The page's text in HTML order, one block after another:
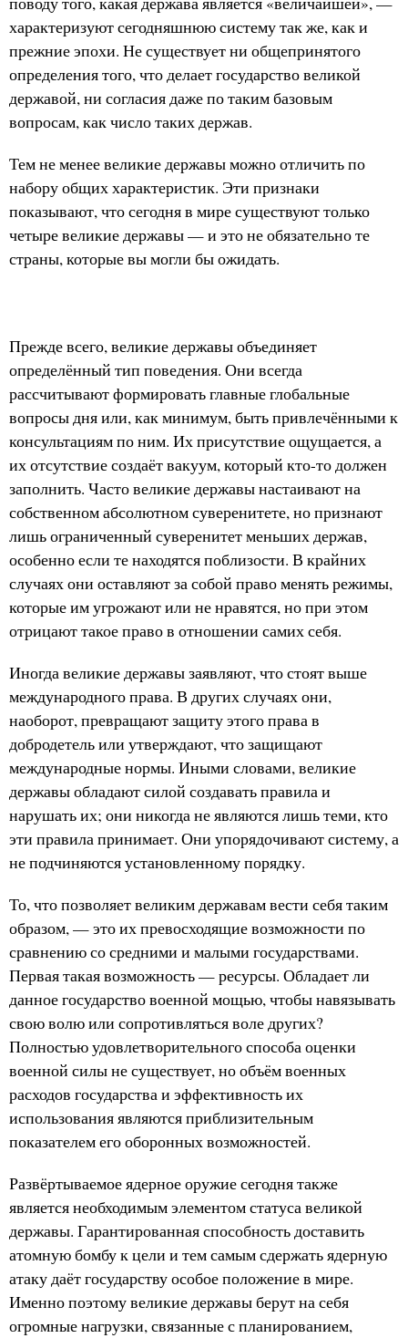
характеризуют сегодняшнюю систему так же, как и
прежние эпохи. Не существует ни общепринятого
определения того, что делает государство великой
державой, ни согласия даже по таким базовым
вопросам, как число таких держав.
Тем не менее великие державы можно отличить по
набору общих характеристик. Эти признаки
показывают, что сегодня в мире существуют только
четыре великие державы — и это не обязательно те
страны, которые вы могли бы ожидать.
Прежде всего, великие державы объединяет
определённый тип поведения. Они всегда
рассчитывают формировать главные глобальные
вопросы дня или, как минимум, быть привлечёнными к
консультациям по ним. Их присутствие ощущается, а
их отсутствие создаёт вакуум, который кто-то должен
заполнить. Часто великие державы настаивают на
собственном абсолютном суверенитете, но признают
лишь ограниченный суверенитет меньших держав,
особенно если те находятся поблизости. В крайних
случаях они оставляют за собой право менять режимы,
которые им угрожают или не нравятся, но при этом
отрицают такое право в отношении самих себя.
Иногда великие державы заявляют, что стоят выше
международного права. В других случаях они,
наоборот, превращают защиту этого права в
добродетель или утверждают, что защищают
международные нормы. Иными словами, великие
державы обладают силой создавать правила и
нарушать их; они никогда не являются лишь теми, кто
эти правила принимает. Они упорядочивают систему, а
не подчиняются установленному порядку.
То, что позволяет великим державам вести себя таким
образом, — это их превосходящие возможности по
сравнению со средними и малыми государствами.
Первая такая возможность — ресурсы. Обладает ли
данное государство военной мощью, чтобы навязывать
свою волю или сопротивляться воле других?
Полностью удовлетворительного способа оценки
военной силы не существует, но объём военных
расходов государства и эффективность их
использования являются приблизительным
показателем его оборонных возможностей.
Развёртываемое ядерное оружие сегодня также
является необходимым элементом статуса великой
державы. Гарантированная способность доставить
атомную бомбу к цели и тем самым сдержать ядерную
атаку даёт государству особое положение в мире.
Именно поэтому великие державы берут на себя
огромные нагрузки, связанные с планированием,